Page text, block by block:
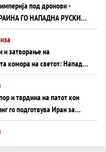
под дронови -
ГО НАПАДНА РУСКИОТ
и затворање на
комора на светот: Нападот
глобален енергетски
и тврдина на патот кон
го подготвува Иран за
копнена инвазија